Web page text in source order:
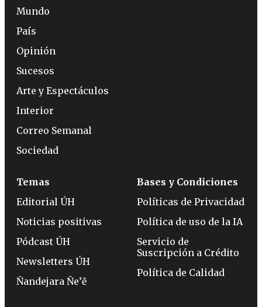
Mundo
País
Opinión
Sucesos
Arte y Espectáculos
Interior
Correo Semanal
Sociedad
Temas
Editorial ÚH
Noticias positivas
Pódcast ÚH
Newsletters ÚH
Ñandejara Ñe’ẽ
Bases y Condiciones
Políticas de Privacidad
Política de uso de la IA
Servicio de
Suscripción a Crédito
Política de Calidad